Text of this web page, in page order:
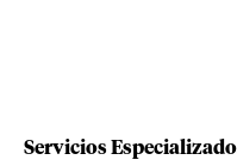
Servicios